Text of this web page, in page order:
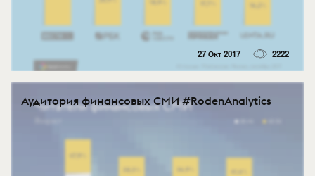
27 Окт 2017 2222
Аудитория финансовых СМИ #RodenAnalytics